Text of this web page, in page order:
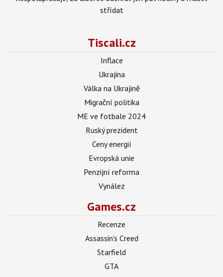
střídat
Tiscali.cz
Inflace
Ukrajina
Válka na Ukrajině
Migrační politika
ME ve fotbale 2024
Ruský prezident
Ceny energií
Evropská unie
Penzijní reforma
Vynález
Games.cz
Recenze
Assassin's Creed
Starfield
GTA